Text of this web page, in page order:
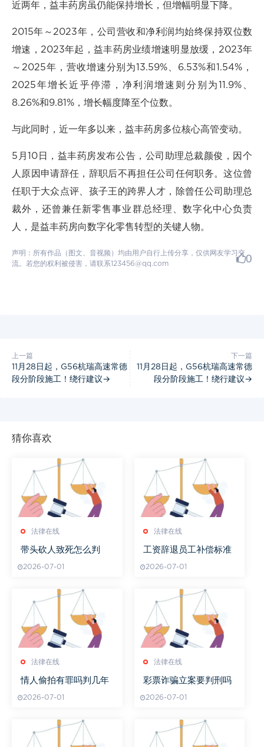
近两年，益丰药房虽仍能保持增长，但增幅明显下降。
2015年～2023年，公司营收和净利润均始终保持双位数
增速，2023年起，益丰药房业绩增速明显放缓，2023年
～2025年，营收增速分别为13.59%、6.53%和1.54%，
2025年增长近乎停滞，净利润增速则分别为11.9%、
8.26%和9.81%，增长幅度降至个位数。
与此同时，近一年多以来，益丰药房多位核心高管变动。
5月10日，益丰药房发布公告，公司助理总裁颜俊，因个
人原因申请辞任，辞职后不再担任公司任何职务。这位曾
任职于大众点评、孩子王的跨界人才，除曾任公司助理总
裁外，还曾兼任新零售事业群总经理、数字化中心负责
人，是益丰药房向数字化零售转型的关键人物。
声明：所有作品（图文、音视频）均由用户自行上传分享，仅供网友学习交
流。若您的权利被侵害，请联系123456@qq.com
0
上一篇
11月28日起，G56杭瑞高速常德
段分阶段施工！绕行建议→
下一篇
11月28日起，G56杭瑞高速常德
段分阶段施工！绕行建议→
猜你喜欢
法律在线
带头砍人致死怎么判
2026-07-01
法律在线
工资辞退员工补偿标准
2026-07-01
法律在线
情人偷拍有罪吗判几年
2026-07-01
法律在线
彩票诈骗立案要判刑吗
2026-07-01